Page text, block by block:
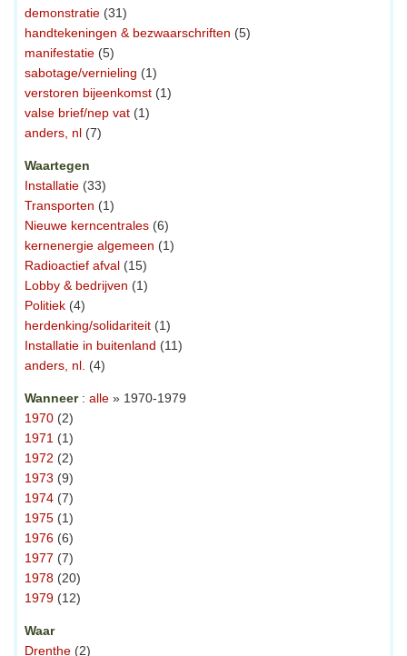
demonstratie (31)
handtekeningen & bezwaarschriften (5)
manifestatie (5)
sabotage/vernieling (1)
verstoren bijeenkomst (1)
valse brief/nep vat (1)
anders, nl (7)
Waartegen
Installatie (33)
Transporten (1)
Nieuwe kerncentrales (6)
kernenergie algemeen (1)
Radioactief afval (15)
Lobby & bedrijven (1)
Politiek (4)
herdenking/solidariteit (1)
Installatie in buitenland (11)
anders, nl. (4)
Wanneer : alle » 1970-1979
1970 (2)
1971 (1)
1972 (2)
1973 (9)
1974 (7)
1975 (1)
1976 (6)
1977 (7)
1978 (20)
1979 (12)
Waar
Drenthe (2)